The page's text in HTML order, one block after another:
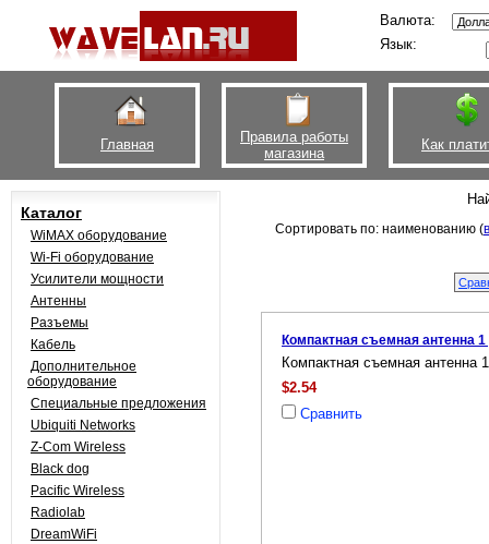
Валюта:
Язык:
Главная
Правила работы
магазина
Как
Каталог
WiMAX оборудование
Wi-Fi оборудование
Усилители мощности
Антенны
Разъемы
Кабель
Дополнительное
оборудование
Специальные предложения
Ubiquiti Networks
Z-Com Wireless
Black dog
Pacific Wireless
Radiolab
DreamWiFi
Сортировать по: наименованию (
Компактная съемная антенна 1
Компактная съемная антенна
$2.54
Сравнить